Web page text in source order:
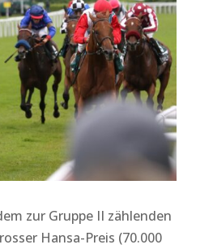
zur Gruppe II zählenden
Hansa-Preis (70.000